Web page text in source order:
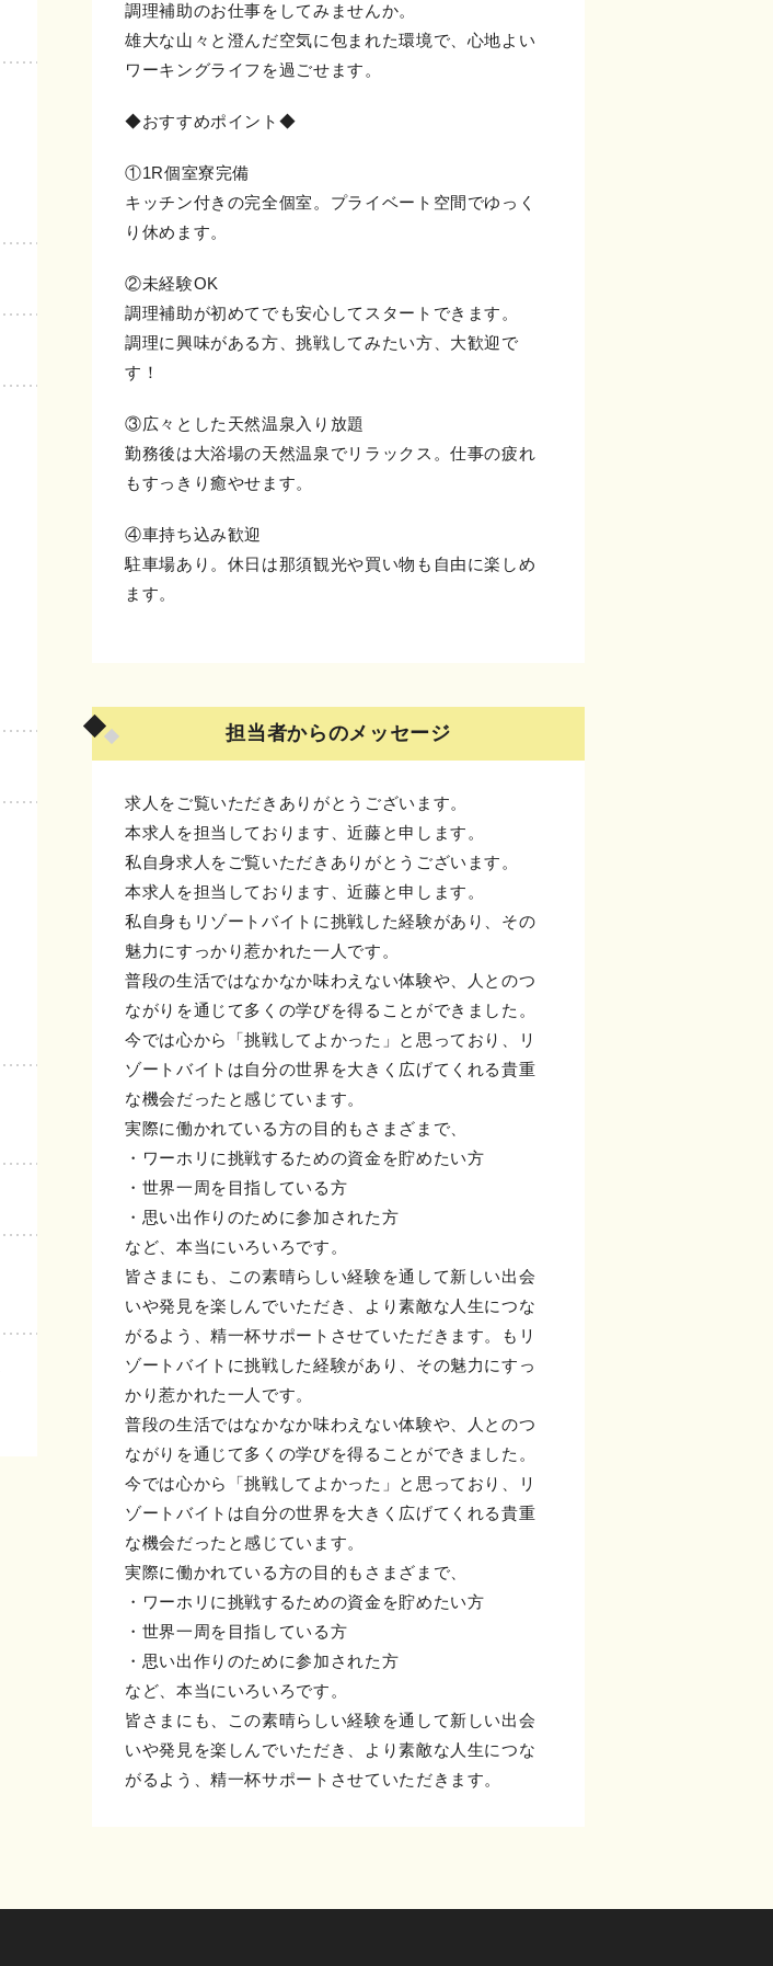
調理補助のお仕事をしてみませんか。
雄大な山々と澄んだ空気に包まれた環境で、心地よい
ワーキングライフを過ごせます。
◆おすすめポイント◆
①1R個室寮完備
キッチン付きの完全個室。プライベート空間でゆっく
り休めます。
②未経験OK
調理補助が初めてでも安心してスタートできます。
調理に興味がある方、挑戦してみたい方、大歓迎で
す！
③広々とした天然温泉入り放題
勤務後は大浴場の天然温泉でリラックス。仕事の疲れ
もすっきり癒やせます。
④車持ち込み歓迎
駐車場あり。休日は那須観光や買い物も自由に楽しめ
ます。
担当者からのメッセージ
求人をご覧いただきありがとうございます。
本求人を担当しております、近藤と申します。
私自身求人をご覧いただきありがとうございます。
本求人を担当しております、近藤と申します。
私自身もリゾートバイトに挑戦した経験があり、その
魅力にすっかり惹かれた一人です。
普段の生活ではなかなか味わえない体験や、人とのつ
ながりを通じて多くの学びを得ることができました。
今では心から「挑戦してよかった」と思っており、リ
ゾートバイトは自分の世界を大きく広げてくれる貴重
な機会だったと感じています。
実際に働かれている方の目的もさまざまで、
・ワーホリに挑戦するための資金を貯めたい方
・世界一周を目指している方
・思い出作りのために参加された方
など、本当にいろいろです。
皆さまにも、この素晴らしい経験を通して新しい出会
いや発見を楽しんでいただき、より素敵な人生につな
がるよう、精一杯サポートさせていただきます。もリ
ゾートバイトに挑戦した経験があり、その魅力にすっ
かり惹かれた一人です。
普段の生活ではなかなか味わえない体験や、人とのつ
ながりを通じて多くの学びを得ることができました。
今では心から「挑戦してよかった」と思っており、リ
ゾートバイトは自分の世界を大きく広げてくれる貴重
な機会だったと感じています。
実際に働かれている方の目的もさまざまで、
・ワーホリに挑戦するための資金を貯めたい方
・世界一周を目指している方
・思い出作りのために参加された方
など、本当にいろいろです。
皆さまにも、この素晴らしい経験を通して新しい出会
いや発見を楽しんでいただき、より素敵な人生につな
がるよう、精一杯サポートさせていただきます。